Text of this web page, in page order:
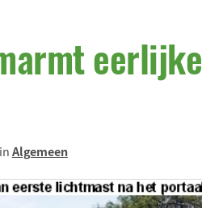
eerlijke
Algemeen